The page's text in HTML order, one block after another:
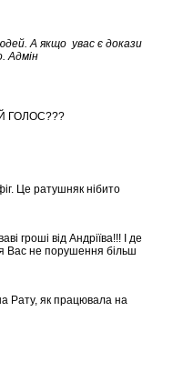
А якщо увас є докази
Адмін
ГОЛОС???
Це ратушняк нібито
гроші від Андріїва!!! І де
Вас не порушення більш
Рату, як працювала на